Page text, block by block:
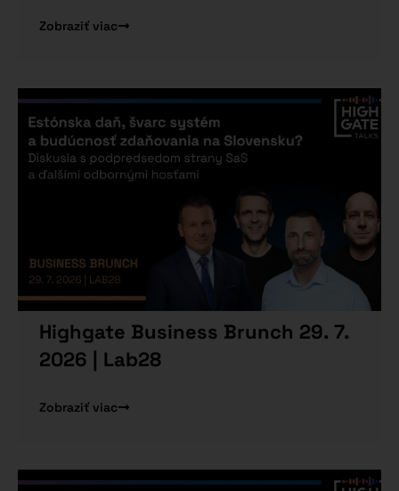
Zobraziť viac
Highgate Business Brunch 29. 7.
2026 | Lab28
Zobraziť viac